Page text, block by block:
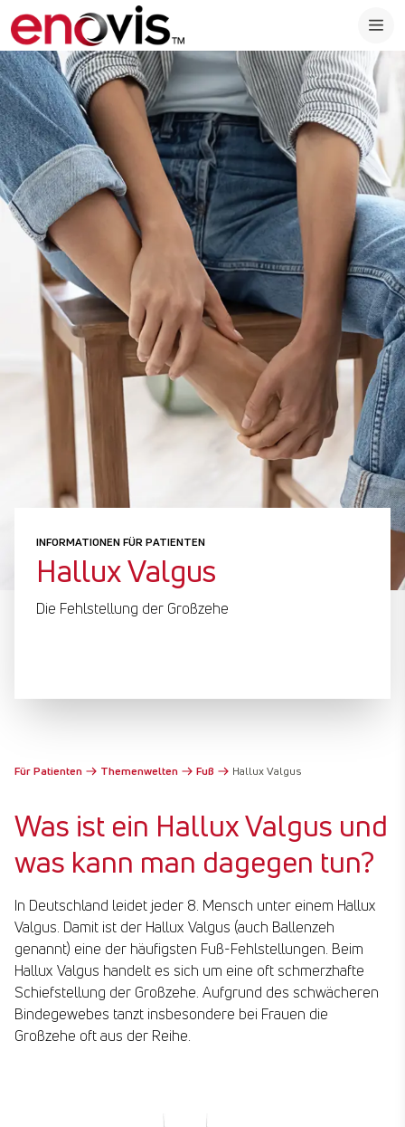
INFORMATIONEN FÜR PATIENTEN
Hallux Valgus
Die Fehlstellung der Großzehe
Für Patienten Themenwelten Fuß Hallux Valgus
Was ist ein Hallux Valgus und
was kann man dagegen tun?
In Deutschland leidet jeder 8. Mensch unter einem Hallux
Valgus. Damit ist der Hallux Valgus (auch Ballenzeh
genannt) eine der häufigsten Fuß-Fehlstellungen. Beim
Hallux Valgus handelt es sich um eine oft schmerzhafte
Schiefstellung der Großzehe. Aufgrund des schwächeren
Bindegewebes tanzt insbesondere bei Frauen die
Großzehe oft aus der Reihe.